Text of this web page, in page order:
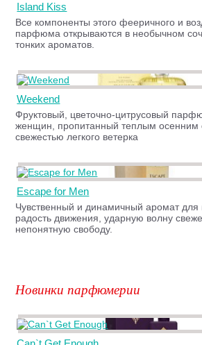
Island Kiss
Все компоненты этого фееричного и
парфюма открываются в необычном
тонких ароматов.
Weekend
Фруктовый, цветочно-цитрусовый
женщин, пропитанный теплым осенним
свежестью легкого ветерка
Escape for Men
Чувственный и динамичный аромат для
радость движения, ударную волну
непонятную свободу.
Новинки парфюмерии